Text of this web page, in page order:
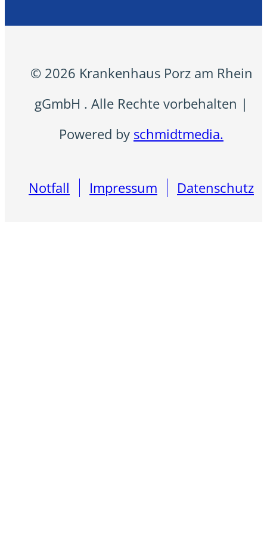
© 2026 Krankenhaus Porz am Rhein
gGmbH . Alle Rechte vorbehalten |
Powered by schmidtmedia.
Notfall Impressum Datenschutz